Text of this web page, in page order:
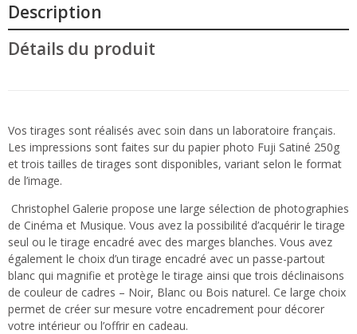
Description
Détails du produit
Vos tirages sont réalisés avec soin dans un laboratoire français.
Les impressions sont faites sur du papier photo Fuji Satiné 250g
et trois tailles de tirages sont disponibles, variant selon le format
de l’image.
Christophel Galerie propose une large sélection de photographies
de Cinéma et Musique. Vous avez la possibilité d’acquérir le tirage
seul ou le tirage encadré avec des marges blanches. Vous avez
également le choix d’un tirage encadré avec un passe-partout
blanc qui magnifie et protège le tirage ainsi que trois déclinaisons
de couleur de cadres – Noir, Blanc ou Bois naturel. Ce large choix
permet de créer sur mesure votre encadrement pour décorer
votre intérieur ou l’offrir en cadeau.